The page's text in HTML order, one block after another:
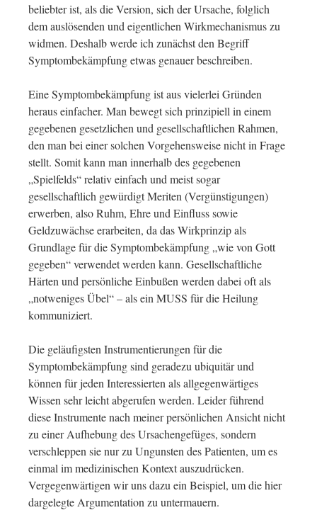
beliebter ist, als die Version, sich der Ursache, folglich
dem auslösenden und eigentlichen Wirkmechanismus zu
widmen. Deshalb werde ich zunächst den Begriff
Symptombekämpfung etwas genauer beschreiben.
Eine Symptombekämpfung ist aus vielerlei Gründen
heraus einfacher. Man bewegt sich prinzipiell in einem
gegebenen gesetzlichen und gesellschaftlichen Rahmen,
den man bei einer solchen Vorgehensweise nicht in Frage
stellt. Somit kann man innerhalb des gegebenen
„Spielfelds“ relativ einfach und meist sogar
gesellschaftlich gewürdigt Meriten (Vergünstigungen)
erwerben, also Ruhm, Ehre und Einfluss sowie
Geldzuwächse erarbeiten, da das Wirkprinzip als
Grundlage für die Symptombekämpfung „wie von Gott
gegeben“ verwendet werden kann. Gesellschaftliche
Härten und persönliche Einbußen werden dabei oft als
„notweniges Übel“ – als ein MUSS für die Heilung
kommuniziert.
Die geläufigsten Instrumentierungen für die
Symptombekämpfung sind geradezu ubiquitär und
können für jeden Interessierten als allgegenwärtiges
Wissen sehr leicht abgerufen werden. Leider führend
diese Instrumente nach meiner persönlichen Ansicht nicht
zu einer Aufhebung des Ursachengefüges, sondern
verschleppen sie nur zu Ungunsten des Patienten, um es
einmal im medizinischen Kontext auszudrücken.
Vergegenwärtigen wir uns dazu ein Beispiel, um die hier
dargelegte Argumentation zu untermauern.